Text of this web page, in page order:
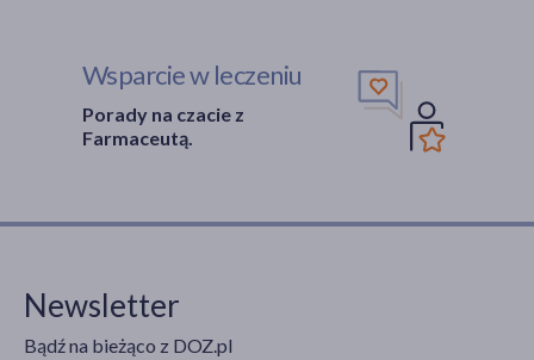
Wsparcie w leczeniu
Porady na czacie z
Farmaceutą.
Newsletter
Bądź na bieżąco z DOZ.pl